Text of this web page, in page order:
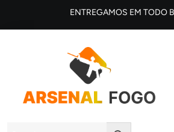
ENTREGAMOS EM TODO